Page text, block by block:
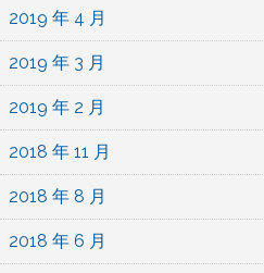
2019 年 4 月
2019 年 3 月
2019 年 2 月
2018 年 11 月
2018 年 8 月
2018 年 6 月